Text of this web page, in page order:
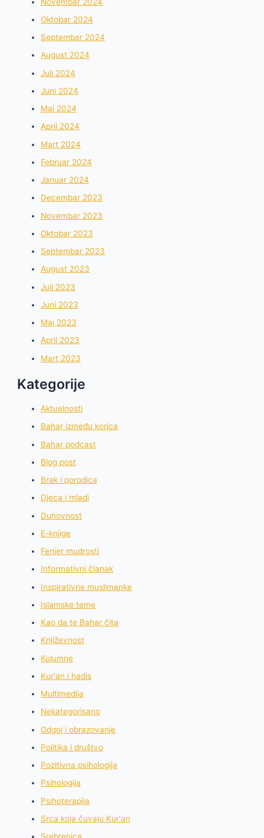
Oktobar 2024
Septembar 2024
August 2024
Juli 2024
Juni 2024
Maj 2024
April 2024
Mart 2024
Februar 2024
Januar 2024
Decembar 2023
Novembar 2023
Oktobar 2023
Septembar 2023
August 2023
Juli 2023
Juni 2023
Maj 2023
April 2023
Mart 2023
Kategorije
Aktuelnosti
Bahar između korica
Bahar podcast
Blog post
Brak i porodica
Djeca i mladi
Duhovnost
E-knjige
Fenjer mudrosti
Informativni članak
Inspirativne muslimanke
Islamske teme
Kao da te Bahar čita
Književnost
Kolumne
Kur'an i hadis
Multimedija
Nekategorisano
Odgoj i obrazovanje
Politika i društvo
Pozitivna psihologija
Psihologija
Psihoterapija
Srca koja čuvaju Kur'an